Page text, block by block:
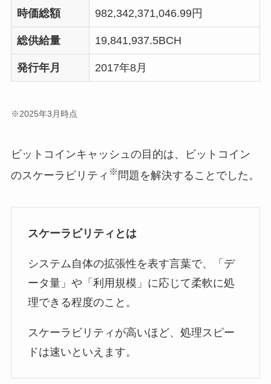
時価総額 982,342,371,046.99円
総供給量 19,841,937.5BCH
発行年月 2017年8月
※2025年3月時点
ビットコインキャッシュの目的は、ビットコイン
のスケーラビリティ ※ 問題を解決することでした。
スケーラビリティとは
システム自体の拡張性を表す言葉で、「デ
ータ量」や「利用規模」に応じて柔軟に処
理できる程度のこと。
スケーラビリティが高いほど、処理スピー
ドは速いといえます。